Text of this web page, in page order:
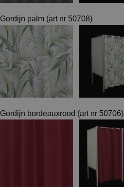
Gordijn palm (art nr 50708)
Gordijn bordeauxrood (art nr 50706)